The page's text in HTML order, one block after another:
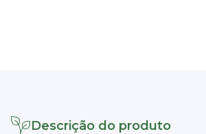
Descrição do produto